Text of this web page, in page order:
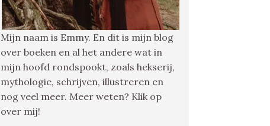
Mijn naam is Emmy. En dit is mijn blog
over boeken en al het andere wat in
mijn hoofd rondspookt, zoals hekserij,
mythologie, schrijven, illustreren en
nog veel meer. Meer weten? Klik op
over mij!